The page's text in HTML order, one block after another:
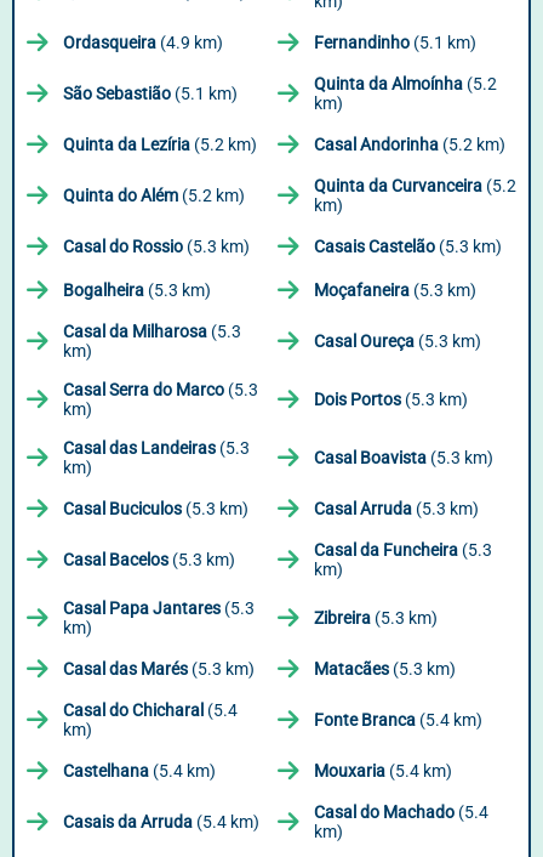
Ordasqueira (4.9 km) Fernandinho (5.1 km)
São Sebastião (5.1 km) Quinta da Almoínha (5.2
km)
Quinta da Lezíria (5.2 km) Casal Andorinha (5.2 km)
Quinta do Além (5.2 km) Quinta da Curvanceira (5.2
km)
Casal do Rossio (5.3 km) Casais Castelão (5.3 km)
Bogalheira (5.3 km) Moçafaneira (5.3 km)
Casal da Milharosa (5.3
km)
Casal Oureça (5.3 km)
Casal Serra do Marco (5.3
km)
Dois Portos (5.3 km)
Casal das Landeiras (5.3
km)
Casal Boavista (5.3 km)
Casal Buciculos (5.3 km) Casal Arruda (5.3 km)
Casal Bacelos (5.3 km) Casal da Funcheira (5.3
km)
Casal Papa Jantares (5.3
km)
Zibreira (5.3 km)
Casal das Marés (5.3 km) Matacães (5.3 km)
Casal do Chicharal (5.4
km)
Fonte Branca (5.4 km)
Castelhana (5.4 km) Mouxaria (5.4 km)
Casais da Arruda (5.4 km) Casal do Machado (5.4
km)